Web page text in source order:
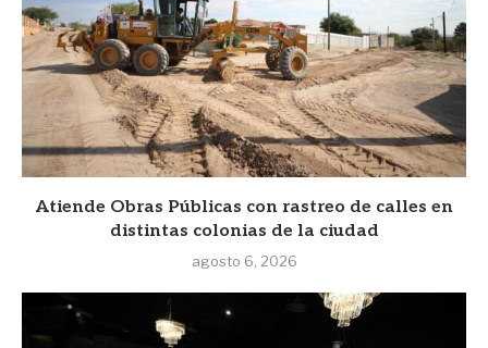
Atiende Obras Públicas con rastreo de calles en
distintas colonias de la ciudad
agosto 6, 2026